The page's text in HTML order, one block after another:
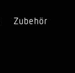
Zubehör